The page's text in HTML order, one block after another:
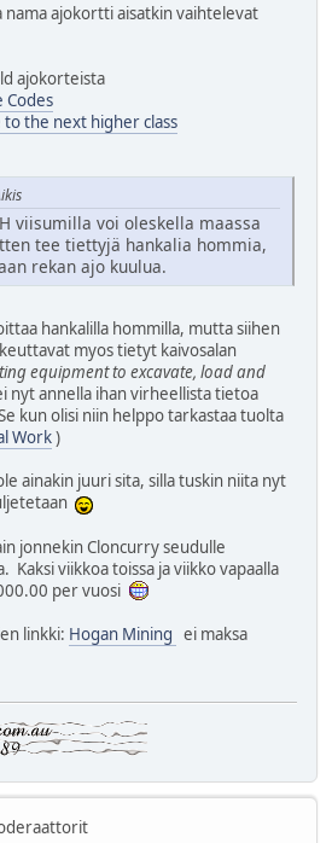
ajokortti aisatkin vaihtelevat
ajokorteista
Codes
the next higher class
viisumilla voi oleskella maassa
tee tiettyjä hankalia hommia,
rekan ajo kuulua.
hankalilla hommilla, mutta siihen
myos tietyt kaivosalan
equipment to excavate, load and
nyt annella ihan virheellista tietoa
kun olisi niin helppo tarkastaa tuolta
Work)
ainakin juuri sita, silla tuskin niita nyt
jonnekin Cloncurry seudulle
Kaksi viikkoa toissa ja viikko vapaalla
per vuosi
linkki: Hogan Mining ei maksa